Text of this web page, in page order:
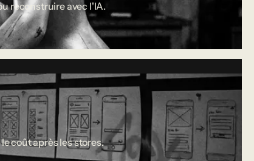
reconstruire avec l'IA.
coût après les stores.